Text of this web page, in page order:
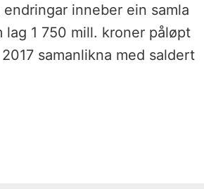
inneber ein samla
1 750 mill. kroner påløpt
samanlikna med saldert